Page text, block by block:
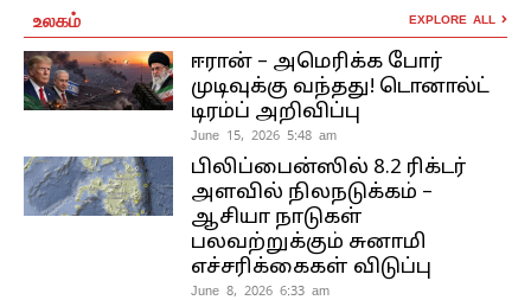
உலகம் EXPLORE ALL
ஈரான் – அமெரிக்க போர்
முடிவுக்கு வந்தது! டொனால்ட்
டிரம்ப் அறிவிப்பு
June 15, 2026 5:48 am
பிலிப்பைன்ஸில் 8.2 ரிக்டர்
அளவில் நிலநடுக்கம் –
ஆசியா நாடுகள்
பலவற்றுக்கும் சுனாமி
எச்சரிக்கைகள் விடுப்பு
June 8, 2026 6:33 am